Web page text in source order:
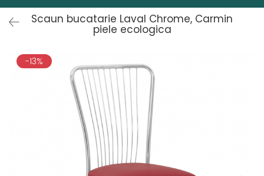
Scaun bucatarie Laval Chrome, Carmin
piele ecologica
-13%